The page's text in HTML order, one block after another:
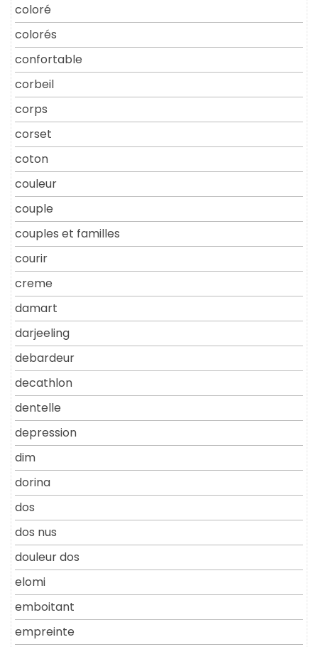
coloré
colorés
confortable
corbeil
corps
corset
coton
couleur
couple
couples et familles
courir
creme
damart
darjeeling
debardeur
decathlon
dentelle
depression
dim
dorina
dos
dos nus
douleur dos
elomi
emboitant
empreinte